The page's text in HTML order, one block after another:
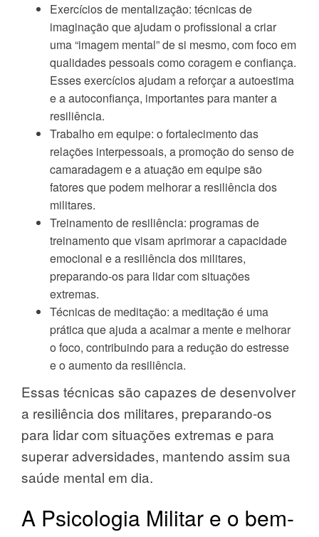
Exercícios de mentalização: técnicas de
imaginação que ajudam o profissional a criar
uma “imagem mental” de si mesmo, com foco em
qualidades pessoais como coragem e confiança.
Esses exercícios ajudam a reforçar a autoestima
e a autoconfiança, importantes para manter a
resiliência.
Trabalho em equipe: o fortalecimento das
relações interpessoais, a promoção do senso de
camaradagem e a atuação em equipe são
fatores que podem melhorar a resiliência dos
militares.
Treinamento de resiliência: programas de
treinamento que visam aprimorar a capacidade
emocional e a resiliência dos militares,
preparando-os para lidar com situações
extremas.
Técnicas de meditação: a meditação é uma
prática que ajuda a acalmar a mente e melhorar
o foco, contribuindo para a redução do estresse
e o aumento da resiliência.
Essas técnicas são capazes de desenvolver
a resiliência dos militares, preparando-os
para lidar com situações extremas e para
superar adversidades, mantendo assim sua
saúde mental em dia.
A Psicologia Militar e o bem-